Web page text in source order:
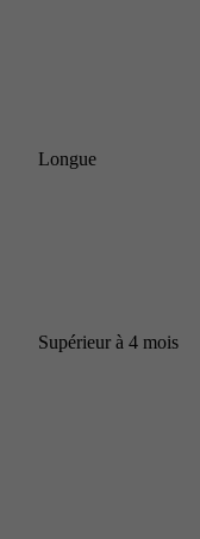
Longue
Supérieur à 4 mois